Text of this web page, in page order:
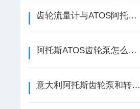
齿轮流量计与ATOS阿托斯齿轮泵有什么区别
阿托斯ATOS齿轮泵怎么保养，有哪些要注意的
意大利阿托斯齿轮泵和转子泵区别在哪里